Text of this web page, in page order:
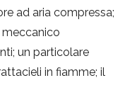
ad aria compressa;
meccanico
un particolare
in fiamme; il